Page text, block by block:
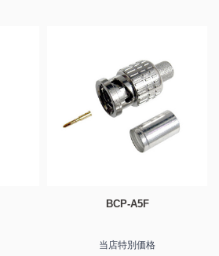
BCP-A5F
当店特別価格